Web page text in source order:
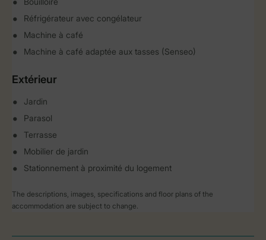
Réfrigérateur avec congélateur
Machine à café
Machine à café adaptée aux tasses (Senseo)
Extérieur
Jardin
Parasol
Terrasse
Mobilier de jardin
Stationnement à proximité du logement
The descriptions, images, specifications and floor plans of the
accommodation are subject to change.